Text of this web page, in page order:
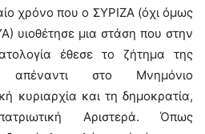
χρόνο που ο ΣΥΡΙΖΑ (όχι όμως
υιοθέτησε μια στάση που στην
έθεσε το ζήτημα της
απέναντι στο Μνημόνιο
κυριαρχία και τη δημοκρατία,
Αριστερά. Όπως